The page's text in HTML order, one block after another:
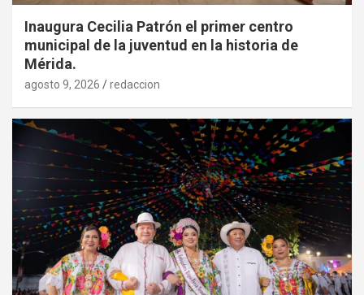
Inaugura Cecilia Patrón el primer centro
municipal de la juventud en la historia de
Mérida.
agosto 9, 2026 redaccion